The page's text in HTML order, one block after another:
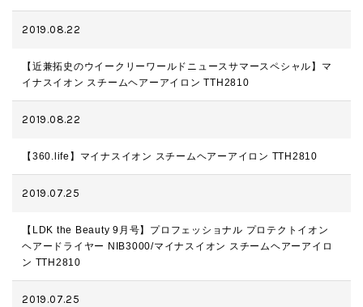
2019.08.22
【近兼拓史のウイークリーワールドニュースサマースペシャル】マ
イナスイオン スチームヘアーアイロン TTH2810
2019.08.22
【360.life】マイナスイオン スチームヘアーアイロン TTH2810
2019.07.25
【LDK the Beauty 9月号】プロフェッショナル プロテクトイオン
ヘアードライヤー NIB3000/マイナスイオン スチームヘアーアイロ
ン TTH2810
2019.07.25